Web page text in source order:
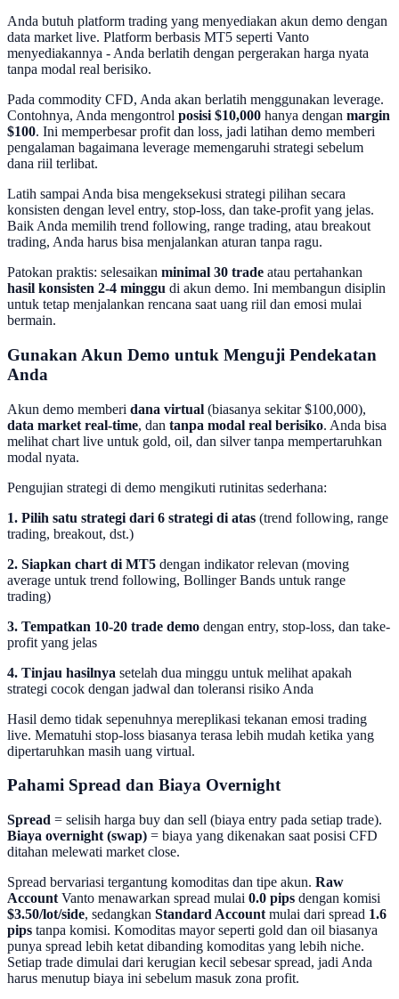
Anda butuh platform trading yang menyediakan akun demo dengan
data market live. Platform berbasis MT5 seperti Vanto
menyediakannya - Anda berlatih dengan pergerakan harga nyata
tanpa modal real berisiko.
Pada commodity CFD, Anda akan berlatih menggunakan leverage.
Contohnya, Anda mengontrol posisi $10,000 hanya dengan margin
$100. Ini memperbesar profit dan loss, jadi latihan demo memberi
pengalaman bagaimana leverage memengaruhi strategi sebelum
dana riil terlibat.
Latih sampai Anda bisa mengeksekusi strategi pilihan secara
konsisten dengan level entry, stop-loss, dan take-profit yang jelas.
Baik Anda memilih trend following, range trading, atau breakout
trading, Anda harus bisa menjalankan aturan tanpa ragu.
Patokan praktis: selesaikan minimal 30 trade atau pertahankan
hasil konsisten 2-4 minggu di akun demo. Ini membangun disiplin
untuk tetap menjalankan rencana saat uang riil dan emosi mulai
bermain.
Gunakan Akun Demo untuk Menguji Pendekatan
Anda
Akun demo memberi dana virtual (biasanya sekitar $100,000),
data market real-time, dan tanpa modal real berisiko. Anda bisa
melihat chart live untuk gold, oil, dan silver tanpa mempertaruhkan
modal nyata.
Pengujian strategi di demo mengikuti rutinitas sederhana:
1. Pilih satu strategi dari 6 strategi di atas (trend following, range
trading, breakout, dst.)
2. Siapkan chart di MT5 dengan indikator relevan (moving
average untuk trend following, Bollinger Bands untuk range
trading)
3. Tempatkan 10-20 trade demo dengan entry, stop-loss, dan take-
profit yang jelas
4. Tinjau hasilnya setelah dua minggu untuk melihat apakah
strategi cocok dengan jadwal dan toleransi risiko Anda
Hasil demo tidak sepenuhnya mereplikasi tekanan emosi trading
live. Mematuhi stop-loss biasanya terasa lebih mudah ketika yang
dipertaruhkan masih uang virtual.
Pahami Spread dan Biaya Overnight
Spread = selisih harga buy dan sell (biaya entry pada setiap trade).
Biaya overnight (swap) = biaya yang dikenakan saat posisi CFD
ditahan melewati market close.
Spread bervariasi tergantung komoditas dan tipe akun. Raw
Account Vanto menawarkan spread mulai 0.0 pips dengan komisi
$3.50/lot/side, sedangkan Standard Account mulai dari spread 1.6
pips tanpa komisi. Komoditas mayor seperti gold dan oil biasanya
punya spread lebih ketat dibanding komoditas yang lebih niche.
Setiap trade dimulai dari kerugian kecil sebesar spread, jadi Anda
harus menutup biaya ini sebelum masuk zona profit.